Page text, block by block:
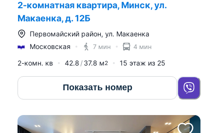
2-комнатная квартира, Минск, ул.
Макаенка, д. 12Б
Первомайский район, ул. Макаенка
Московская
7 мин 4 мин
2-комн. кв 42.8 37.8 м2 15 этаж из 25
Показать номер